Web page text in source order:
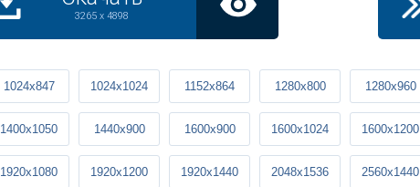
3265 x 4898
1024x847 1024x1024 1152x864 1280x800 1280x960
1400x1050 1440x900 1600x900 1600x1024 1600x1200
1920x1080 1920x1200 1920x1440 2048x1536 2560x1440